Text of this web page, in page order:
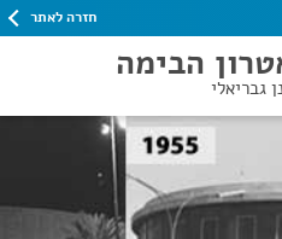
חזרה לאתר
הבימה
גבריאלי